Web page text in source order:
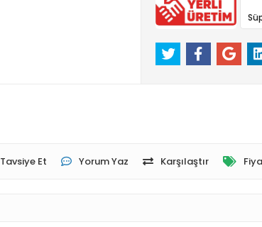
Tavsiye Et Yorum Yaz Karşılaştır